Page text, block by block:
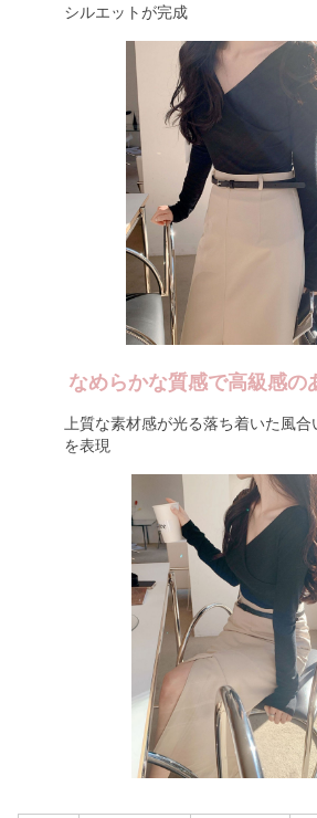
シルエットが完成
なめらかな質感で高級感の
上質な素材感が光る落ち着いた風
を表現